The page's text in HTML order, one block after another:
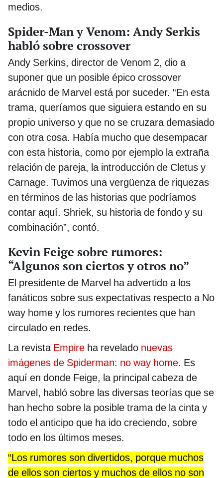
medios.
Spider-Man y Venom: Andy Serkis
habló sobre crossover
Andy Serkins, director de Venom 2, dio a
suponer que un posible épico crossover
arácnido de Marvel está por suceder. “En esta
trama, queríamos que siguiera estando en su
propio universo y que no se cruzara demasiado
con otra cosa. Había mucho que desempacar
con esta historia, como por ejemplo la extraña
relación de pareja, la introducción de Cletus y
Carnage. Tuvimos una vergüenza de riquezas
en términos de las historias que podríamos
contar aquí. Shriek, su historia de fondo y su
combinación”, contó.
Kevin Feige sobre rumores:
“Algunos son ciertos y otros no”
El presidente de Marvel ha advertido a los
fanáticos sobre sus expectativas respecto a No
way home y los rumores recientes que han
circulado en redes.
La revista Empire ha revelado nuevas
imágenes de Spiderman: no way home. Es
aquí en donde Feige, la principal cabeza de
Marvel, habló sobre las diversas teorías que se
han hecho sobre la posible trama de la cinta y
todo el anticipo que ha ido creciendo, sobre
todo en los últimos meses.
“Los rumores son divertidos, porque muchos
de ellos son ciertos y muchos de ellos no son